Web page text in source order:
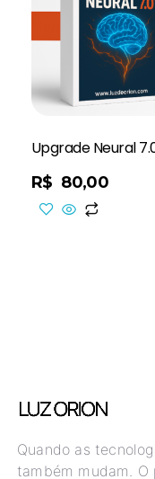
Upgrade Neural
R$ 80,00
Quando as
também mudam. O